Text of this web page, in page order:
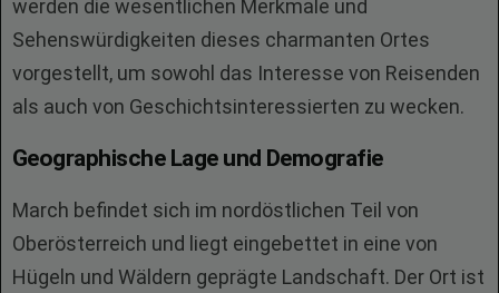
werden die wesentlichen Merkmale und
Sehenswürdigkeiten dieses charmanten Ortes
vorgestellt, um sowohl das Interesse von Reisenden
als auch von Geschichtsinteressierten zu wecken.
Geographische Lage und Demografie
March befindet sich im nordöstlichen Teil von
Oberösterreich und liegt eingebettet in eine von
Hügeln und Wäldern geprägte Landschaft. Der Ort ist